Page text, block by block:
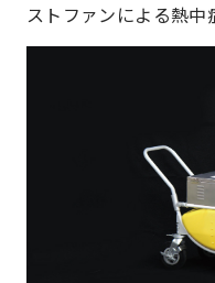
ストファンによる熱中